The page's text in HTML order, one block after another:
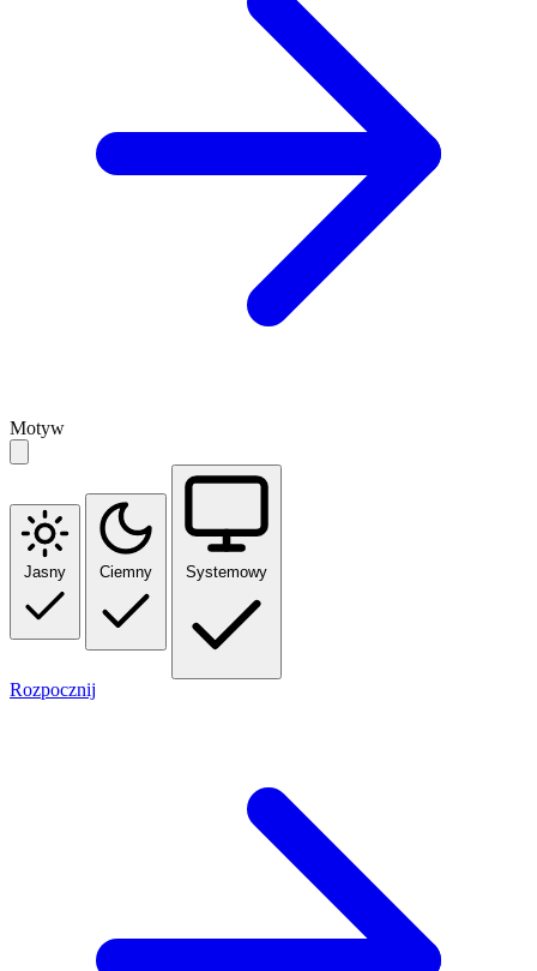
Motyw
Jasny Ciemny Systemowy
Rozpocznij